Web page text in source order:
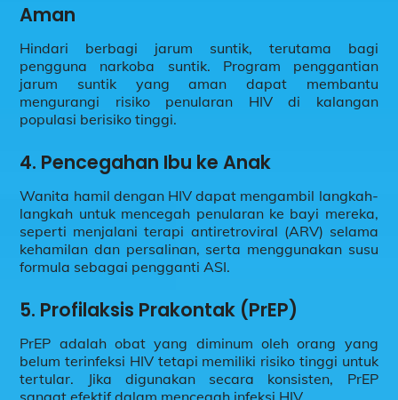
Aman
Hindari berbagi jarum suntik, terutama bagi
pengguna narkoba suntik. Program penggantian
jarum suntik yang aman dapat membantu
mengurangi risiko penularan HIV di kalangan
populasi berisiko tinggi.
4. Pencegahan Ibu ke Anak
Wanita hamil dengan HIV dapat mengambil langkah-
langkah untuk mencegah penularan ke bayi mereka,
seperti menjalani terapi antiretroviral (ARV) selama
kehamilan dan persalinan, serta menggunakan susu
formula sebagai pengganti ASI.
5. Profilaksis Prakontak (PrEP)
PrEP adalah obat yang diminum oleh orang yang
belum terinfeksi HIV tetapi memiliki risiko tinggi untuk
tertular. Jika digunakan secara konsisten, PrEP